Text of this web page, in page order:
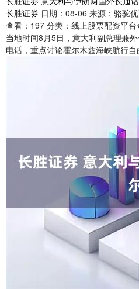
长胜证券 日期：08-06 来源：骆驼
查看： 197 分类： 线上股票配资平台
当地时间8月5日，意大利副总理兼
电话，重点讨论霍尔木兹海峡航行